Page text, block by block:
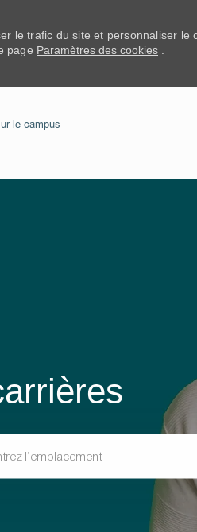
le trafic du site et personnaliser le
page Paramètres des cookies
le campus